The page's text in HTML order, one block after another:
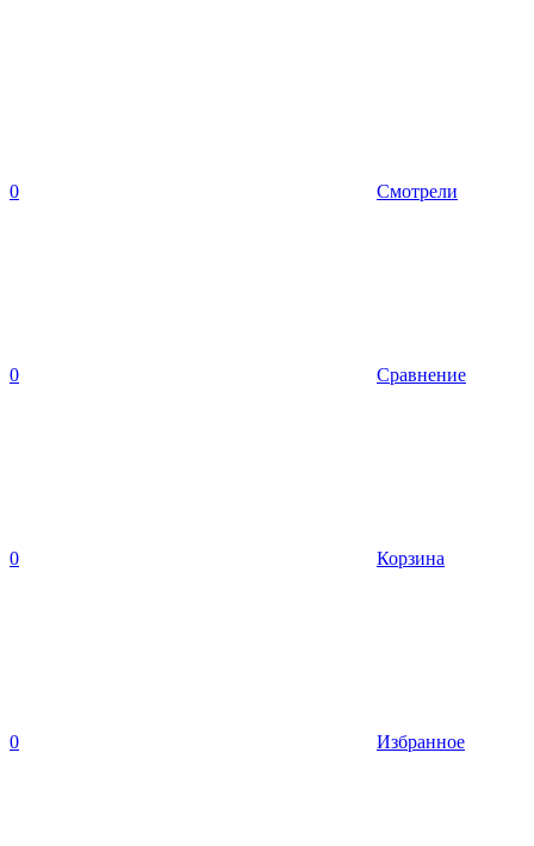
0 Смотрели
0 Сравнение
0 Корзина
0 Избранное